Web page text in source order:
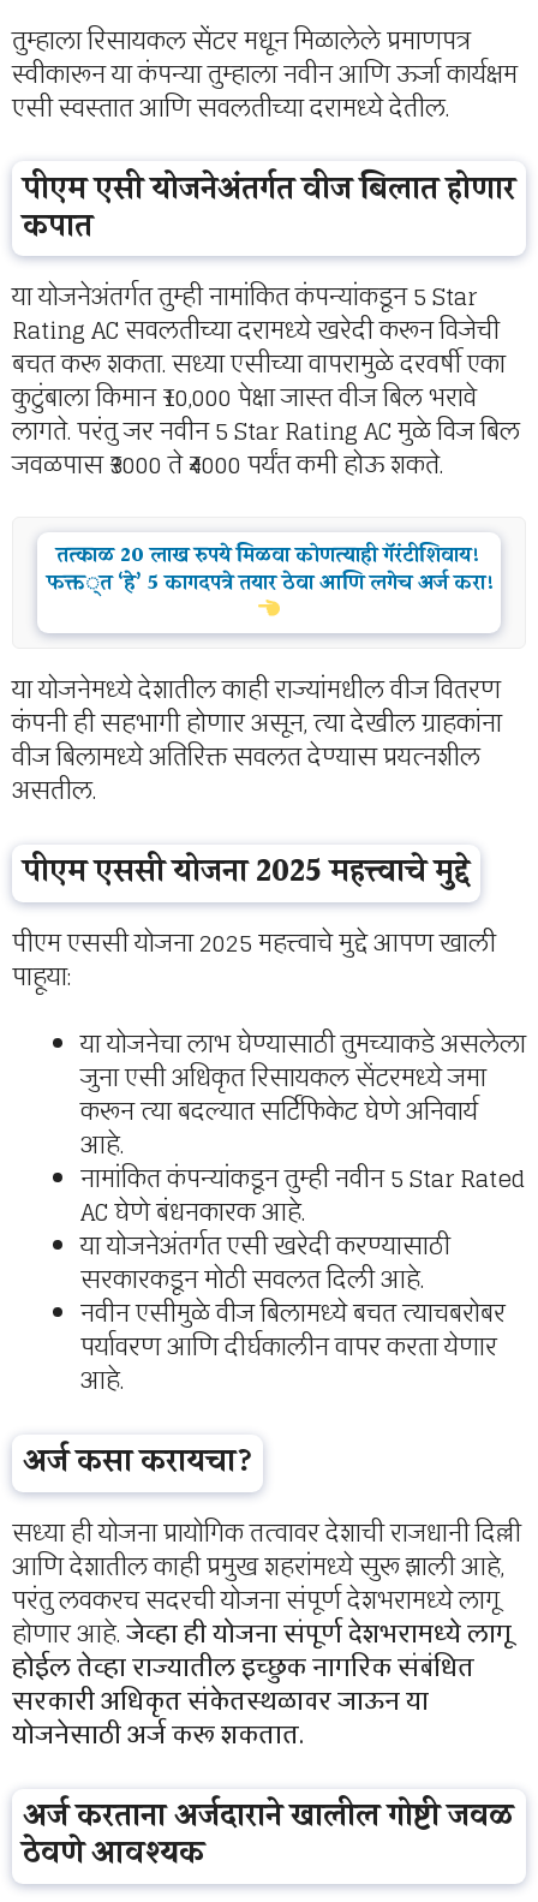
तुम्हाला रिसायकल सेंटर मधून मिळालेले प्रमाणपत्र
स्वीकारून या कंपन्या तुम्हाला नवीन आणि ऊर्जा कार्यक्षम
एसी स्वस्तात आणि सवलतीच्या दरामध्ये देतील.
पीएम एसी योजनेअंतर्गत वीज बिलात होणार
कपात
या योजनेअंतर्गत तुम्ही नामांकित कंपन्यांकडून 5 Star
Rating AC सवलतीच्या दरामध्ये खरेदी करून विजेची
बचत करू शकता. सध्या एसीच्या वापरामुळे दरवर्षी एका
कुटुंबाला किमान ₹10,000 पेक्षा जास्त वीज बिल भरावे
लागते. परंतु जर नवीन 5 Star Rating AC मुळे विज बिल
जवळपास ₹3000 ते ₹4000 पर्यंत कमी होऊ शकते.
तत्काळ 20 लाख रुपये मिळवा कोणत्याही गॅरंटीशिवाय!
फक्त ‘हे’ 5 कागदपत्रे तयार ठेवा आणि लगेच अर्ज करा!
या योजनेमध्ये देशातील काही राज्यांमधील वीज वितरण
कंपनी ही सहभागी होणार असून, त्या देखील ग्राहकांना
वीज बिलामध्ये अतिरिक्त सवलत देण्यास प्रयत्नशील
असतील.
पीएम एससी योजना 2025 महत्त्वाचे मुद्दे
पीएम एससी योजना 2025 महत्त्वाचे मुद्दे आपण खाली
पाहूया:
या योजनेचा लाभ घेण्यासाठी तुमच्याकडे असलेला
जुना एसी अधिकृत रिसायकल सेंटरमध्ये जमा
करून त्या बदल्यात सर्टिफिकेट घेणे अनिवार्य
आहे.
नामांकित कंपन्यांकडून तुम्ही नवीन 5 Star Rated
AC घेणे बंधनकारक आहे.
या योजनेअंतर्गत एसी खरेदी करण्यासाठी
सरकारकडून मोठी सवलत दिली आहे.
नवीन एसीमुळे वीज बिलामध्ये बचत त्याचबरोबर
पर्यावरण आणि दीर्घकालीन वापर करता येणार
आहे.
अर्ज कसा करायचा?
सध्या ही योजना प्रायोगिक तत्वावर देशाची राजधानी दिल्ली
आणि देशातील काही प्रमुख शहरांमध्ये सुरू झाली आहे,
परंतु लवकरच सदरची योजना संपूर्ण देशभरामध्ये लागू
होणार आहे.जेव्हा ही योजना संपूर्ण देशभरामध्ये लागू
होईल तेव्हा राज्यातील इच्छुक नागरिक संबंधित
सरकारी अधिकृत संकेतस्थळावर जाऊन या
योजनेसाठी अर्ज करू शकतात.
अर्ज करताना अर्जदाराने खालील गोष्टी जवळ
ठेवणे आवश्यक